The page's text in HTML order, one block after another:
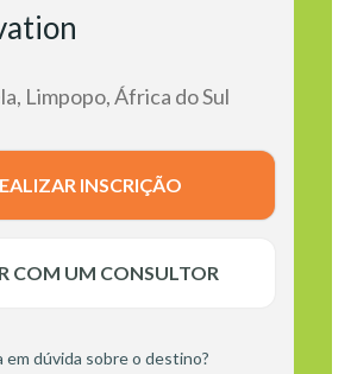
Limpopo, África do Sul
INSCRIÇÃO
COM UM CONSULTOR
em dúvida sobre o destino?